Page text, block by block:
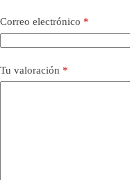
Correo electrónico *
Tu valoración *